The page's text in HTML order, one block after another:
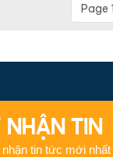
Page
TIN
tin tức mới nhất